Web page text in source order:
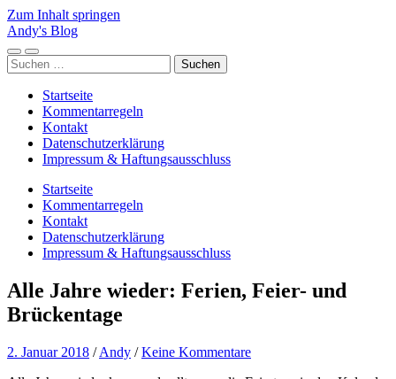
Zum Inhalt springen
Andy's Blog
Mobile-
Menü
Suchfeld
ein-/ausblenden
Suchen
nach:
Startseite
Kommentarregeln
Kontakt
Datenschutzerklärung
Impressum & Haftungsausschluss
Startseite
Kommentarregeln
Kontakt
Datenschutzerklärung
Impressum & Haftungsausschluss
Alle Jahre wieder: Ferien, Feier- und
Brückentage
2. Januar 2018 /Andy /Keine Kommentare